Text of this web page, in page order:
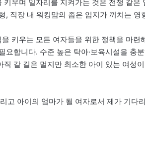
키우며 일자리를 지켜가는 것은 전쟁 같
, 직장 내 워킹맘의 좁은 입지가 끼치는
키우는 모든 여자들을 위한 정책을 마
요합니다. 수준 높은 탁아·보육시설을 충
직 갈 길은 멀지만 최소한 아이 있는 여성
고 아이의 엄마가 될 여자로서 제가 기다